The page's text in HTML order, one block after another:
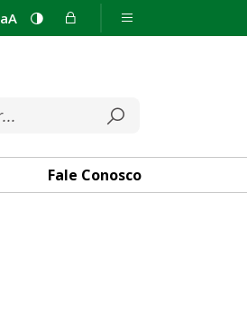
aA
Fale Conosco